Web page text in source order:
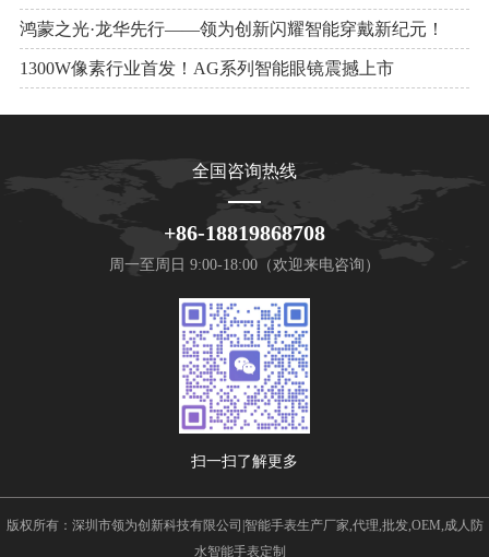
鸿蒙之光·龙华先行——领为创新闪耀智能穿戴新纪元！
1300W像素行业首发！AG系列智能眼镜震撼上市
全国咨询热线
+86-18819868708
周一至周日 9:00-18:00（欢迎来电咨询）
扫一扫了解更多
版权所有：深圳市领为创新科技有限公司|智能手表生产厂家,代理,批发,OEM,成人防
水智能手表定制